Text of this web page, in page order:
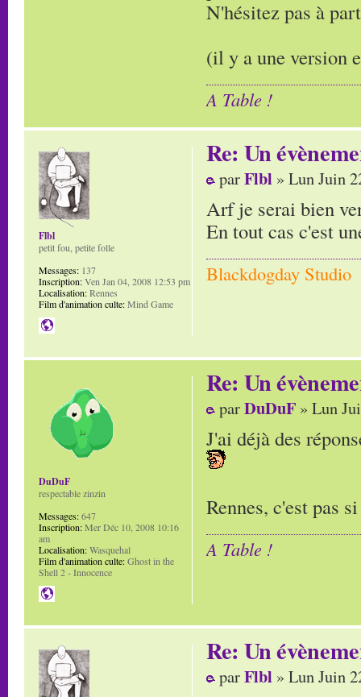
N'hésitez pas à
(il y a une version
A Table !
Re: Un
parFlbl » Lun Juin
Arf je serai bien
En tout cas c'est
Blackdogday Studio
Flbl
petit fou, petite folle
Messages: 137
Inscription:Ven Jan 04, 2008 12:53 pm
Localisation:Rennes
Film d'animation culte:Mind Game
Re: Un
parDuDuF » Lun
J'ai déjà des
Rennes, c'est pas
A Table !
DuDuF
respectable zinzin
Messages:647
Inscription:Mer Déc 10, 2008 10:16
am
Localisation:Wasquehal
Film d'animation culte:Ghost in the
Shell 2 - Innocence
Re: Un
parFlbl » Lun Juin